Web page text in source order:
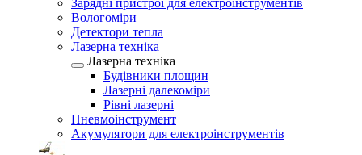
Зарядні пристрої для електроінструментів
Вологоміри
Детектори тепла
Лазерна техніка
Лазерна техніка
Будівники площин
Лазерні далекоміри
Рівні лазерні
Пневмоінструмент
Акумулятори для електроінструментів